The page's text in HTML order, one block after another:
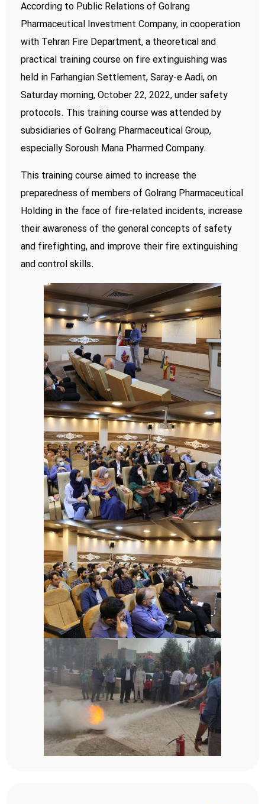
According to Public Relations of Golrang
Pharmaceutical Investment Company, in cooperation
with Tehran Fire Department, a theoretical and
practical training course on fire extinguishing was
held in Farhangian Settlement, Saray-e Aadi, on
Saturday morning, October 22, 2022, under safety
protocols. This training course was attended by
subsidiaries of Golrang Pharmaceutical Group,
especially Soroush Mana Pharmed Company.
This training course aimed to increase the
preparedness of members of Golrang Pharmaceutical
Holding in the face of fire-related incidents, increase
their awareness of the general concepts of safety
and firefighting, and improve their fire extinguishing
and control skills.